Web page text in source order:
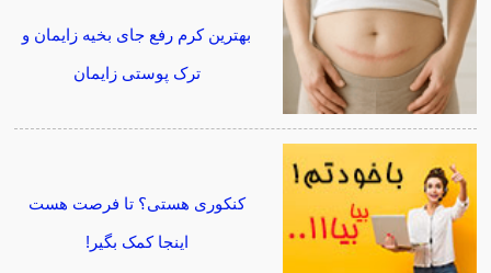
بهترین کرم رفع جای بخیه زایمان و
ترک پوستی زایمان
کنکوری هستی؟ تا فرصت هست
اینجا کمک بگیر!